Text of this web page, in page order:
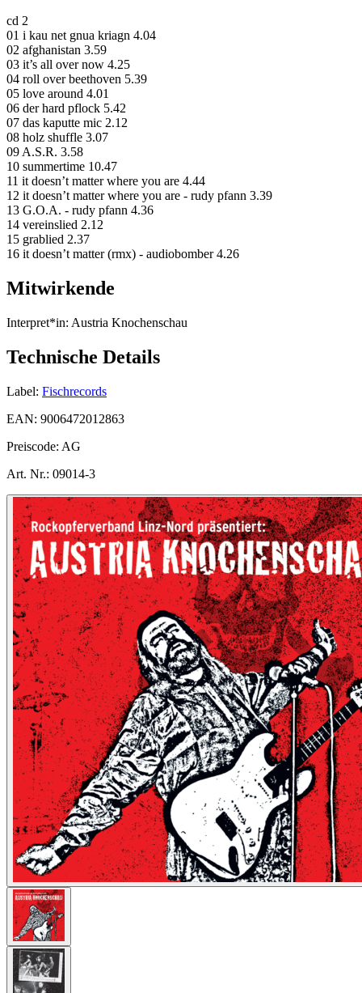
cd 2
01 i kau net gnua kriagn 4.04
02 afghanistan 3.59
03 it’s all over now 4.25
04 roll over beethoven 5.39
05 love around 4.01
06 der hard pflock 5.42
07 das kaputte mic 2.12
08 holz shuffle 3.07
09 A.S.R. 3.58
10 summertime 10.47
11 it doesn’t matter where you are 4.44
12 it doesn’t matter where you are - rudy pfann 3.39
13 G.O.A. - rudy pfann 4.36
14 vereinslied 2.12
15 grablied 2.37
16 it doesn’t matter (rmx) - audiobomber 4.26
Mitwirkende
Interpret*in: Austria Knochenschau
Technische Details
Label: Fischrecords
EAN: 9006472012863
Preiscode: AG
Art. Nr.: 09014-3